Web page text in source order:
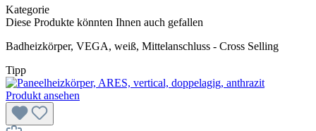
Kategorie
Diese Produkte könnten Ihnen auch gefallen
Badheizkörper, VEGA, weiß, Mittelanschluss - Cross Selling
Tipp
Produkt ansehen